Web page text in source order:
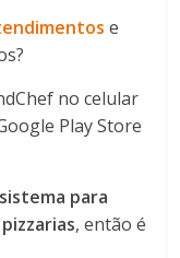
e
no celular
Play Store
para
, então é